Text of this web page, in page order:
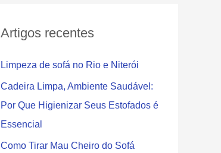
Artigos recentes
Limpeza de sofá no Rio e Niterói
Cadeira Limpa, Ambiente Saudável:
Por Que Higienizar Seus Estofados é
Essencial
Como Tirar Mau Cheiro do Sofá